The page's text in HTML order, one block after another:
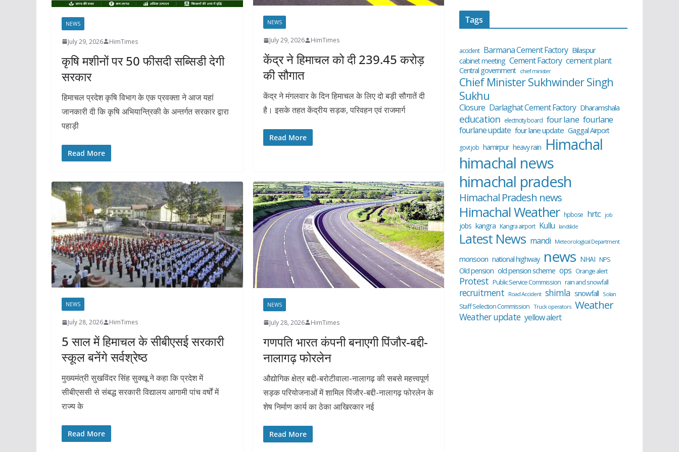
NEWS
July 29, 2026 HimTimes
कृषि मशीनों पर 50 फीसदी सब्सिडी देगी
सरकार
हिमाचल प्रदेश कृषि विभाग के एक प्रवक्ता ने आज यहां
जानकारी दी कि कृषि अभियान्त्रिकी के अन्तर्गत सरकार द्वारा
पहाड़ी
Read More
NEWS
July 29, 2026 HimTimes
केंद्र ने हिमाचल को दी 239.45 करोड़
की सौगात
केंद्र ने मंगलवार के दिन हिमाचल के लिए दो बड़ी सौगातें दी
है। इसके तहत केंद्रीय सड़क, परिवहन एवं राजमार्ग
Read More
NEWS
July 28, 2026 HimTimes
5 साल में हिमाचल के सीबीएसई सरकारी
स्कूल बनेंगे सर्वश्रेष्ठ
मुख्यमंत्री सुखविंदर सिंह सुक्खू ने कहा कि प्रदेश में
सीबीएससी से संबद्ध सरकारी विद्यालय आगामी पांच वर्षों में
राज्य के
Read More
NEWS
July 28, 2026 HimTimes
गणपति भारत कंपनी बनाएगी पिंजौर-बद्दी-
नालागढ़ फोरलेन
औद्योगिक क्षेत्र बद्दी-बरोटीवाला-नालागढ़ की सबसे महत्त्वपूर्ण
सड़क परियोजनाओं में शामिल पिंजौर-बद्दी-नालागढ़ फोरलेन के
शेष निर्माण कार्य का ठेका आखिरकार नई
Read More
Tags
accident Barmana Cement Factory Bilaspur
cabinet meeting Cement Factory cement plant
Central government chief minister
Chief Minister Sukhwinder Singh
Sukhu
Closure Darlaghat Cement Factory Dharamshala
education electricity board four lane fourlane
fourlane update four lane update Gaggal Airport
govt job hamirpur heavy rain Himachal
himachal news
himachal pradesh
Himachal Pradesh news
Himachal Weather hpbose hrtc job
jobs kangra Kangra airport Kullu landslide
Latest News mandi Meteorological Department
monsoon national highway news NHAI NPS
Old pension old pension scheme ops Orange alert
Protest Public Service Commission rain and snowfall
recruitment Road Accident shimla snowfall Solan
Staff Selection Commission Truck operators Weather
Weather update yellow alert